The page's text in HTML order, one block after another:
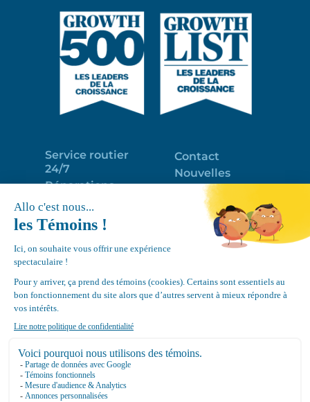
Service routier
24/7
Réparations
Programme
d’entretien
Déneigement
de toits
Équipements
Contact
Nouvelles
Portail clients
Emploi
Politique de
Google
4.7